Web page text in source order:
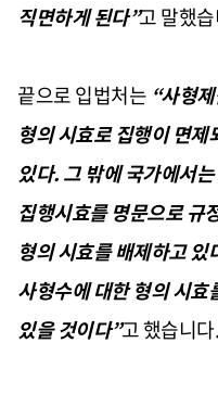
직면하게 된다”고 말했
끝으로 입법처는 “사형
형의 시효로 집행이 면
있다.그 밖에 국가에서
집행시효를 명문으로 규
형의 시효를 배제하고 있
사형수에 대한 형의 시효
있을 것이다”고 했습니다.